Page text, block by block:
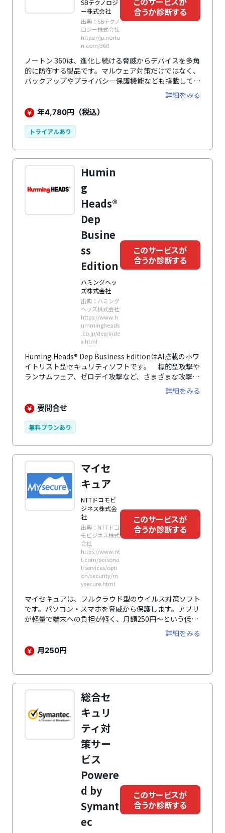
SBテクノロジ
ー株式会社
出典：SBテクノ
ロジー株式会社
https://jp.norto
n.com/360
合うか診断する
ノートン 360は、進化し続ける脅威からデバイスを多角
的に防御する製品です。マルウェア対策だけではなく、
バックアップやプライバシー保護機能なども搭載してい
詳細をみる
年4,780円（税込）
トライアルあり
Humin
g
Heads®
Dep
Busine
ss
Edition
ハミングヘッ
ズ株式会社
出典：ハミング
ヘッズ株式会社
https://www.h
ummingheads
.co.jp/dep/inde
x.html
このサービスが
合うか診断する
Huming Heads® Dep Business EditionはAI搭載のホワ
イトリスト型セキュリティソフトです。 標的型攻撃や
ランサムウェア、ゼロデイ攻撃など、さまざまな攻撃へ
詳細をみる
要問合せ
無料プランあり
マイセ
キュア
NTTドコモビ
ジネス株式会
社
出典：NTTドコ
モビジネス株式
会社
https://www.nt
t.com/persona
l/services/opti
on/security/m
ysecure.html
このサービスが
合うか診断する
マイセキュアは、フルクラウド型のウイルス対策ソフト
です。パソコン・スマホを脅威から保護します。アプリ
が軽量で端末への負担が軽く、月額250円～という低価
詳細をみる
月250円
総合セ
キュリ
ティ対
策サー
ビス
Powere
d by
Symant
ec
このサービスが
合うか診断する